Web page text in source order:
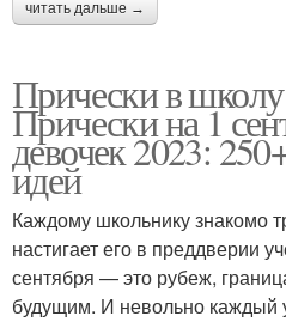
читать дальше →
Прически в
Прически на 1
девочек 2023:
идей
Каждому школьнику знакомо
настигает его в преддверии
сентября — это рубеж,
будущим. И невольно каждый